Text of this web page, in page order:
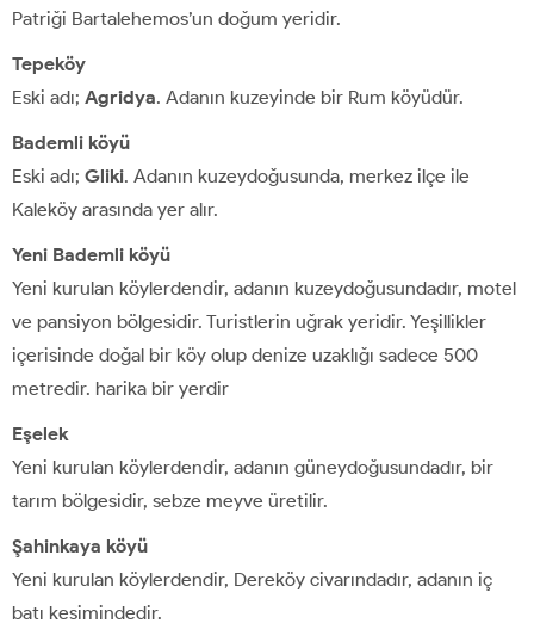
Patriği Bartalehemos’un doğum yeridir.
Tepeköy
Eski adı; Agridya. Adanın kuzeyinde bir Rum köyüdür.
Bademli köyü
Eski adı; Gliki. Adanın kuzeydoğusunda, merkez ilçe ile
Kaleköy arasında yer alır.
Yeni Bademli köyü
Yeni kurulan köylerdendir, adanın kuzeydoğusundadır, motel
ve pansiyon bölgesidir. Turistlerin uğrak yeridir. Yeşillikler
içerisinde doğal bir köy olup denize uzaklığı sadece 500
metredir. harika bir yerdir
Eşelek
Yeni kurulan köylerdendir, adanın güneydoğusundadır, bir
tarım bölgesidir, sebze meyve üretilir.
Şahinkaya köyü
Yeni kurulan köylerdendir, Dereköy civarındadır, adanın iç
batı kesimindedir.